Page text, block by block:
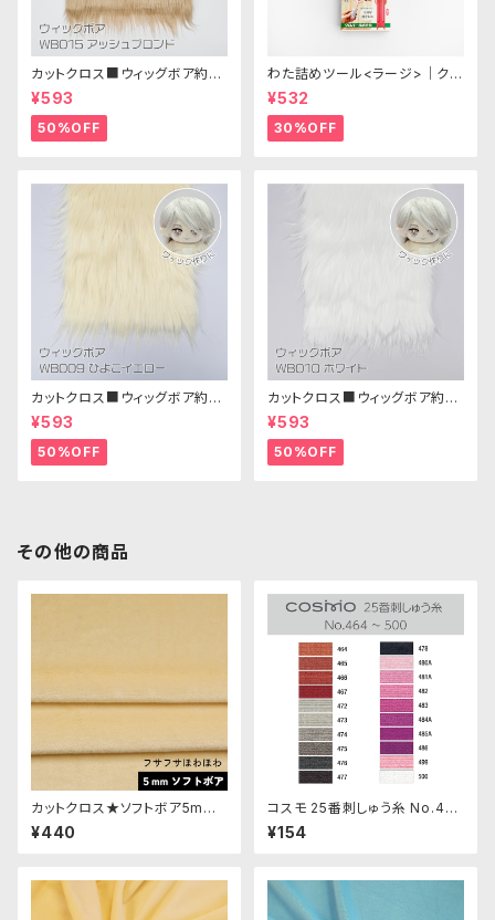
カットクロス■ウィッグボア約8c
m(アッシュブロンド)WB015 ボ
ア生地 25cm × 45cm
¥593
50%OFF
わた詰めツール<ラージ>｜クロ
バー
¥532
30%OFF
カットクロス■ウィッグボア約8c
m(ひよこイエロー)WB009ボア
生地 25cm × 45cm
¥593
50%OFF
カットクロス■ウィッグボア約8c
m(ホワイト)WB010 ボア生地
25cm × 45cm
¥593
50%OFF
その他の商品
カットクロス★ソフトボア5mm
(レグホーン)LB045 ボア生地
50cm × 45cm
¥440
コスモ 25番刺しゅう糸 No.46
4‾500
¥154